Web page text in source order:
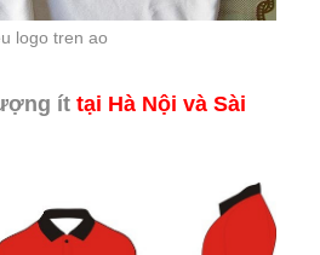
logo tren ao
ít tại Hà Nội và Sài